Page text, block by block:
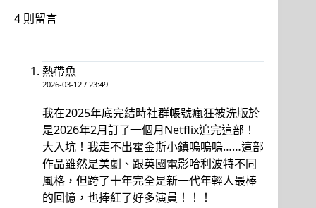
4 則留言
熱帶魚
2026-03-12 / 23:49
我在2025年底完結時社群帳號瘋狂被洗版於
是2026年2月訂了一個月Netflix追完這部！
大入坑！我走不出霍金斯小鎮嗚嗚嗚……這部
作品雖然是美劇、跟英國電影哈利波特不同
風格，但跨了十年完全是新一代年輕人最棒
的回憶，也捧紅了好多演員！！！